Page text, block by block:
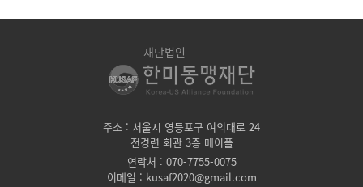
재단법인
주소 : 서울시 영등포구 여의대로 24
전경련 회관 3층 메이플
연락처 : 070-7755-0075
이메일 : kusaf2020@gmail.com